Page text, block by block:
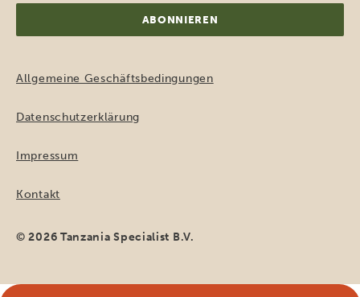
Allgemeine Geschäftsbedingungen
Datenschutzerklärung
Impressum
Kontakt
© 2026 Tanzania Specialist B.V.